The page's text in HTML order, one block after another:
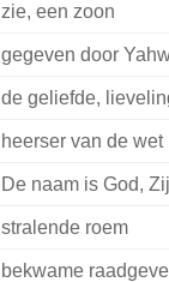
zie, een zoon
gegeven door
de geliefde,
heerser van de wet
De naam is God,
stralende roem
bekwame